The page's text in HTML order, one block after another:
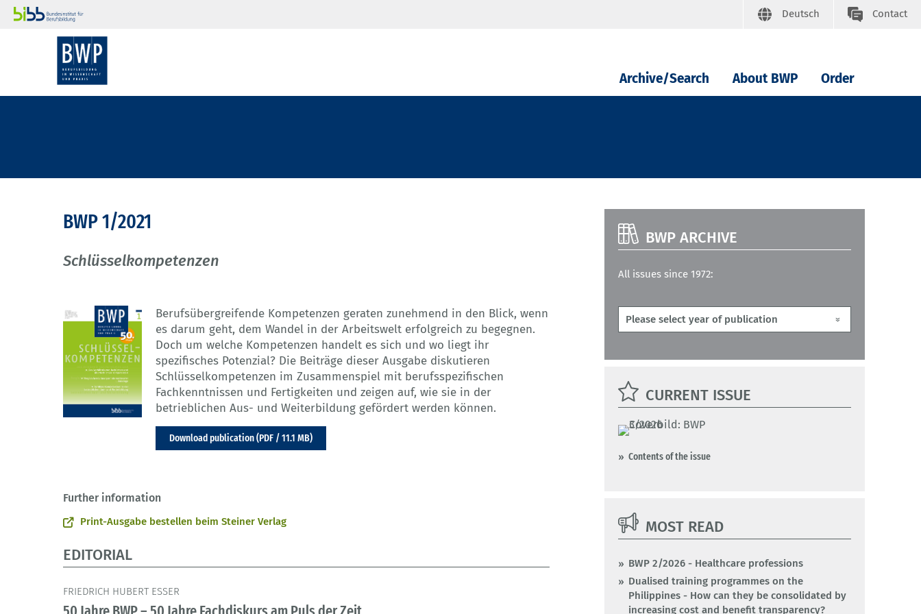
Deutsch Contact
Archive/Search About BWP Order
BWP 1/2021
Schlüsselkompetenzen
Berufsübergreifende Kompetenzen geraten zunehmend in den Blick, wenn
es darum geht, dem Wandel in der Arbeitswelt erfolgreich zu begegnen.
Doch um welche Kompetenzen handelt es sich und wo liegt ihr
spezifisches Potenzial? Die Beiträge dieser Ausgabe diskutieren
Schlüsselkompetenzen im Zusammenspiel mit berufsspezifischen
Fachkenntnissen und Fertigkeiten und zeigen auf, wie sie in der
betrieblichen Aus- und Weiterbildung gefördert werden können.
Download publication (PDF / 11.1 MB)
Further information
Print-Ausgabe bestellen beim Steiner Verlag
EDITORIAL
FRIEDRICH HUBERT ESSER
BWP ARCHIVE
All issues since 1972:
CURRENT ISSUE
Contents of the issue
MOST READ
BWP 2/2026 - Healthcare professions
Dualised training programmes on the
Philippines - How can they be consolidated by
increasing cost and benefit transparency?